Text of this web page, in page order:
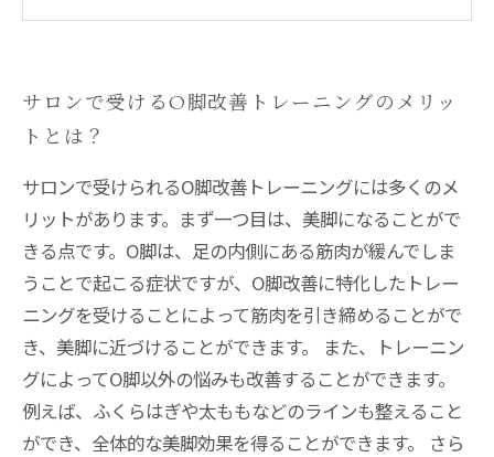
サロンで受けるO脚改善トレーニングのメリッ
トとは？
サロンで受けられるO脚改善トレーニングには多くのメ
リットがあります。まず一つ目は、美脚になることがで
きる点です。O脚は、足の内側にある筋肉が緩んでしま
うことで起こる症状ですが、O脚改善に特化したトレー
ニングを受けることによって筋肉を引き締めることがで
き、美脚に近づけることができます。 また、トレーニン
グによってO脚以外の悩みも改善することができます。
例えば、ふくらはぎや太ももなどのラインも整えること
ができ、全体的な美脚効果を得ることができます。 さら